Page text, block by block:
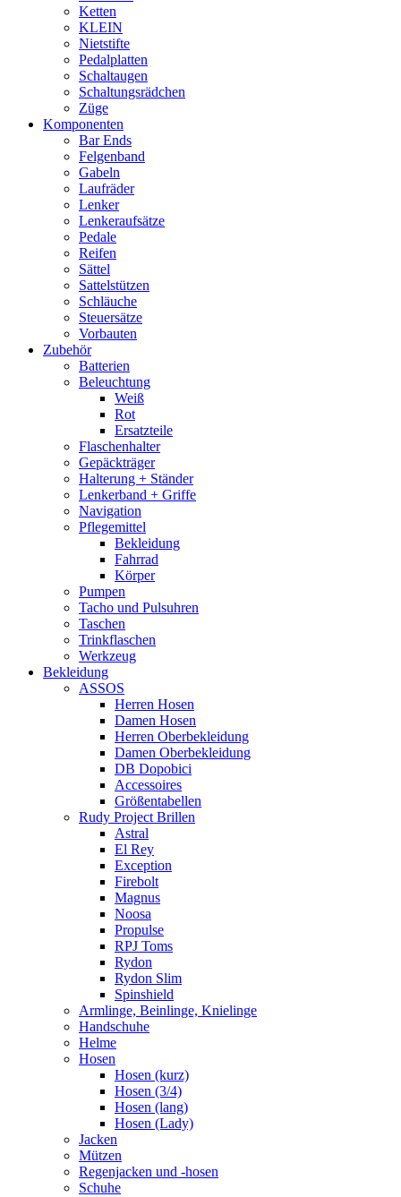
Ketten
KLEIN
Nietstifte
Pedalplatten
Schaltaugen
Schaltungsrädchen
Züge
Komponenten
Bar Ends
Felgenband
Gabeln
Laufräder
Lenker
Lenkeraufsätze
Pedale
Reifen
Sättel
Sattelstützen
Schläuche
Steuersätze
Vorbauten
Zubehör
Batterien
Beleuchtung
Weiß
Rot
Ersatzteile
Flaschenhalter
Gepäckträger
Halterung + Ständer
Lenkerband + Griffe
Navigation
Pflegemittel
Bekleidung
Fahrrad
Körper
Pumpen
Tacho und Pulsuhren
Taschen
Trinkflaschen
Werkzeug
Bekleidung
ASSOS
Herren Hosen
Damen Hosen
Herren Oberbekleidung
Damen Oberbekleidung
DB Dopobici
Accessoires
Größentabellen
Rudy Project Brillen
Astral
El Rey
Exception
Firebolt
Magnus
Noosa
Propulse
RPJ Toms
Rydon
Rydon Slim
Spinshield
Armlinge, Beinlinge, Knielinge
Handschuhe
Helme
Hosen
Hosen (kurz)
Hosen (3/4)
Hosen (lang)
Hosen (Lady)
Jacken
Mützen
Regenjacken und -hosen
Schuhe